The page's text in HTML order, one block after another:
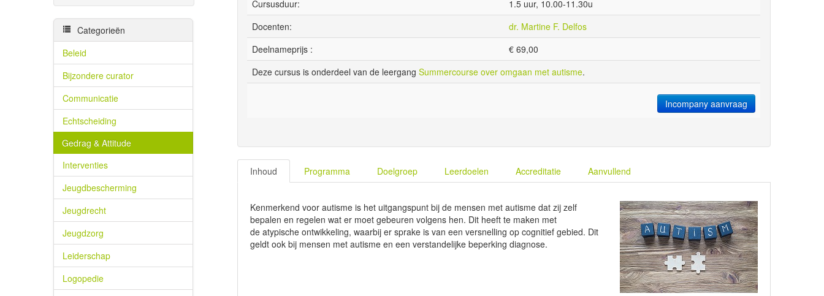
Cursusduur:
1.5 uur, 10.00-11.30u
Docenten:
dr. Martine F. Delfos
Deelnameprijs :
€69,00
Deze cursus is onderdeel van de leergangSummercourse over omgaan met autisme.
Incompany aanvraag
Inhoud Programma Doelgroep Leerdoelen Accreditatie Aanvullend
Kenmerkend voor autisme is het uitgangspunt bij de mensen met autisme dat zij zelf
bepalen en regelen wat er moet gebeuren volgens hen. Dit heeft te maken met
de atypische ontwikkeling, waarbij er sprake is van een versnelling op cognitief gebied. Dit
geldt ook bij mensen met autisme en een verstandelijke beperking diagnose.
Categorieën
Beleid
Bijzondere curator
Communicatie
Echtscheiding
Gedrag & Attitude
Interventies
Jeugdbescherming
Jeugdrecht
Jeugdzorg
Leiderschap
Logopedie